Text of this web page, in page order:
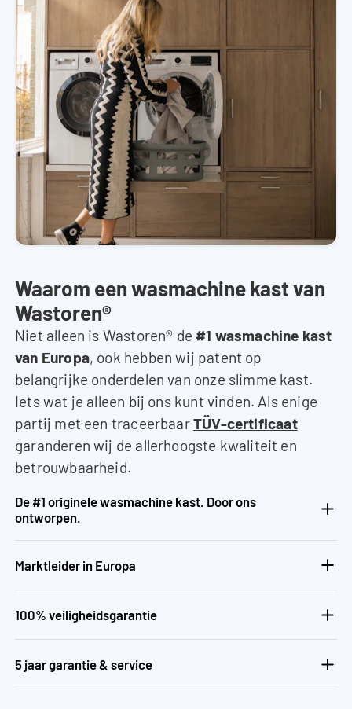
Waarom een wasmachine kast van
Wastoren®
Niet alleen is Wastoren® de #1 wasmachine kast
van Europa, ook hebben wij patent op
belangrijke onderdelen van onze slimme kast.
Iets wat je alleen bij ons kunt vinden. Als enige
partij met een traceerbaarTÜV-certificaat
garanderen wij de allerhoogste kwaliteit en
betrouwbaarheid.
De #1 originele wasmachine kast. Door ons
ontworpen.
Marktleider in Europa
100% veiligheidsgarantie
5 jaar garantie & service